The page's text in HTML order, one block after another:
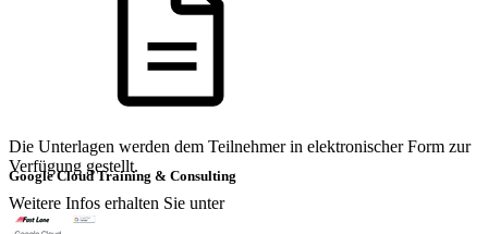
Die Unterlagen werden dem Teilnehmer in elektronischer Form zur
Verfügung gestellt.
Weitere Infos erhalten Sie unter
Google Cloud Training & Consulting